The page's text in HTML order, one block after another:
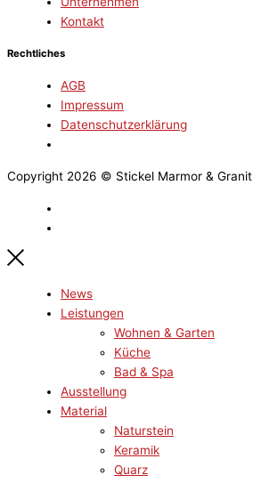
Kontakt
Rechtliches
AGB
Impressum
Datenschutzerklärung
Copyright 2026 © Stickel Marmor & Granit
News
Leistungen
Wohnen & Garten
Küche
Bad & Spa
Ausstellung
Material
Naturstein
Keramik
Quarz